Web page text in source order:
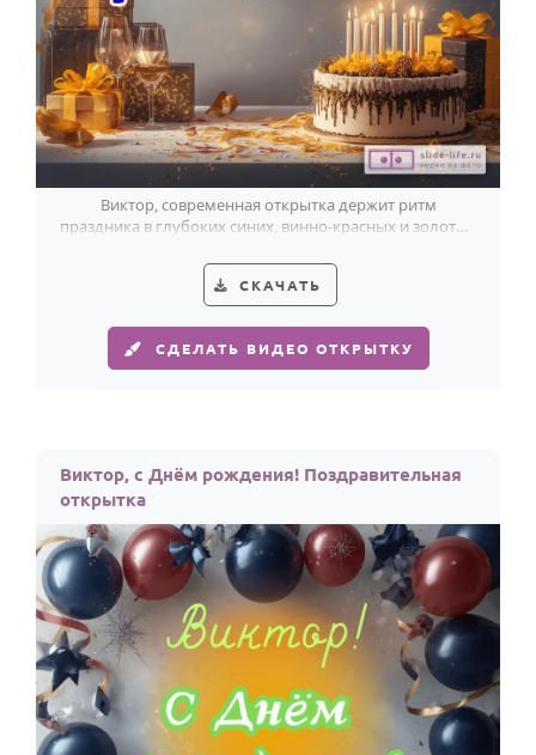
Виктор, современная открытка держит ритм
праздника в глубоких синих, винно-красных и золотых
СКАЧАТЬ
СДЕЛАТЬ ВИДЕО ОТКРЫТКУ
Виктор, с Днём рождения! Поздравительная
открытка